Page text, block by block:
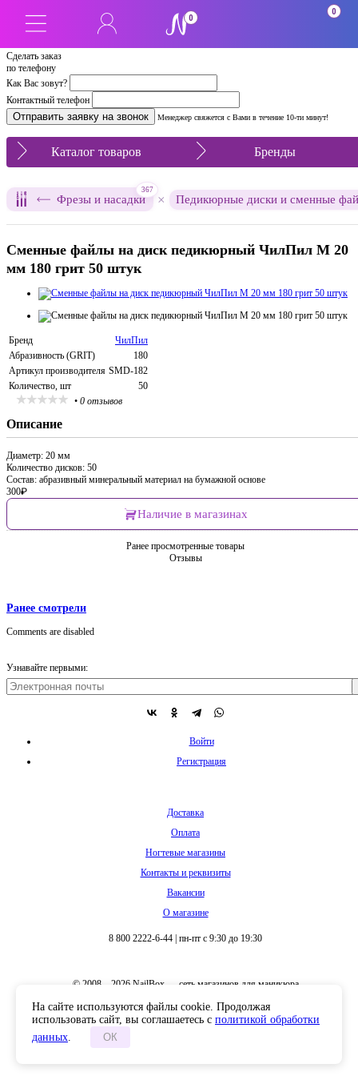
Сделать заказ
по телефону
Как Вас зовут?
Контактный телефон
Менеджер свяжется с Вами в течение 10-ти минут!
0
0
Каталог товаров Бренды
Фрезы и насадки
367
× Педикюрные диски и сменные
Сменные файлы на диск педикюрный ЧилПил M 20
мм 180 грит 50 штук
Бренд
ЧилПил
Абразивность (GRIT)
180
Артикул производителя SMD-182
Количество, шт
50
• 0 отзывов
Описание
Диаметр: 20 мм
Количество дисков: 50
Состав: абразивный минеральный материал на бумажной основе
300₽
Наличие в магазинах
Ранее просмотренные товары
Отзывы
Ранее смотрели
Comments are disabled
Узнавайте первыми:
Войти
Регистрация
Доставка
Оплата
Ногтевые магазины
Контакты и реквизиты
Вакансии
О магазине
8 800 2222-6-44 пн-пт с 9:30 до 19:30
© 2008 – 2026 NailBox — сеть магазинов для маникюра
На сайте используются файлы cookie. Продолжая
использовать сайт, вы соглашаетесь с политикой обработки
данных. ОК